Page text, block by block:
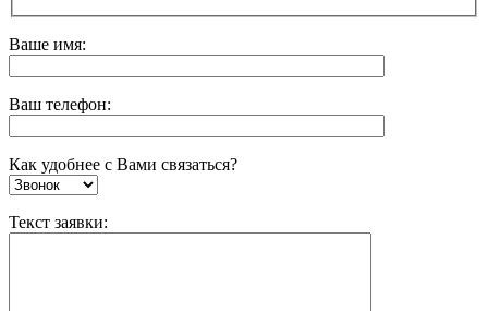
Ваше имя:
Ваш телефон:
Как удобнее с Вами связаться?
Текст заявки: